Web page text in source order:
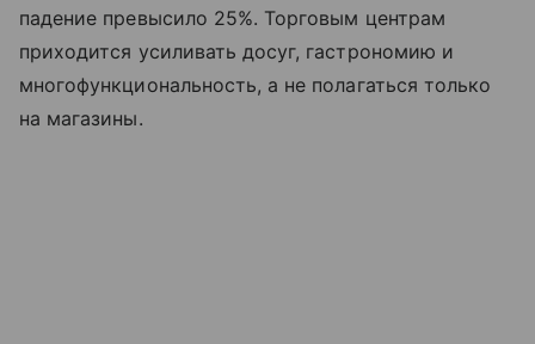
падение превысило 25%. Торговым центрам
приходится усиливать досуг, гастрономию и
многофункциональность, а не полагаться только
на магазины.